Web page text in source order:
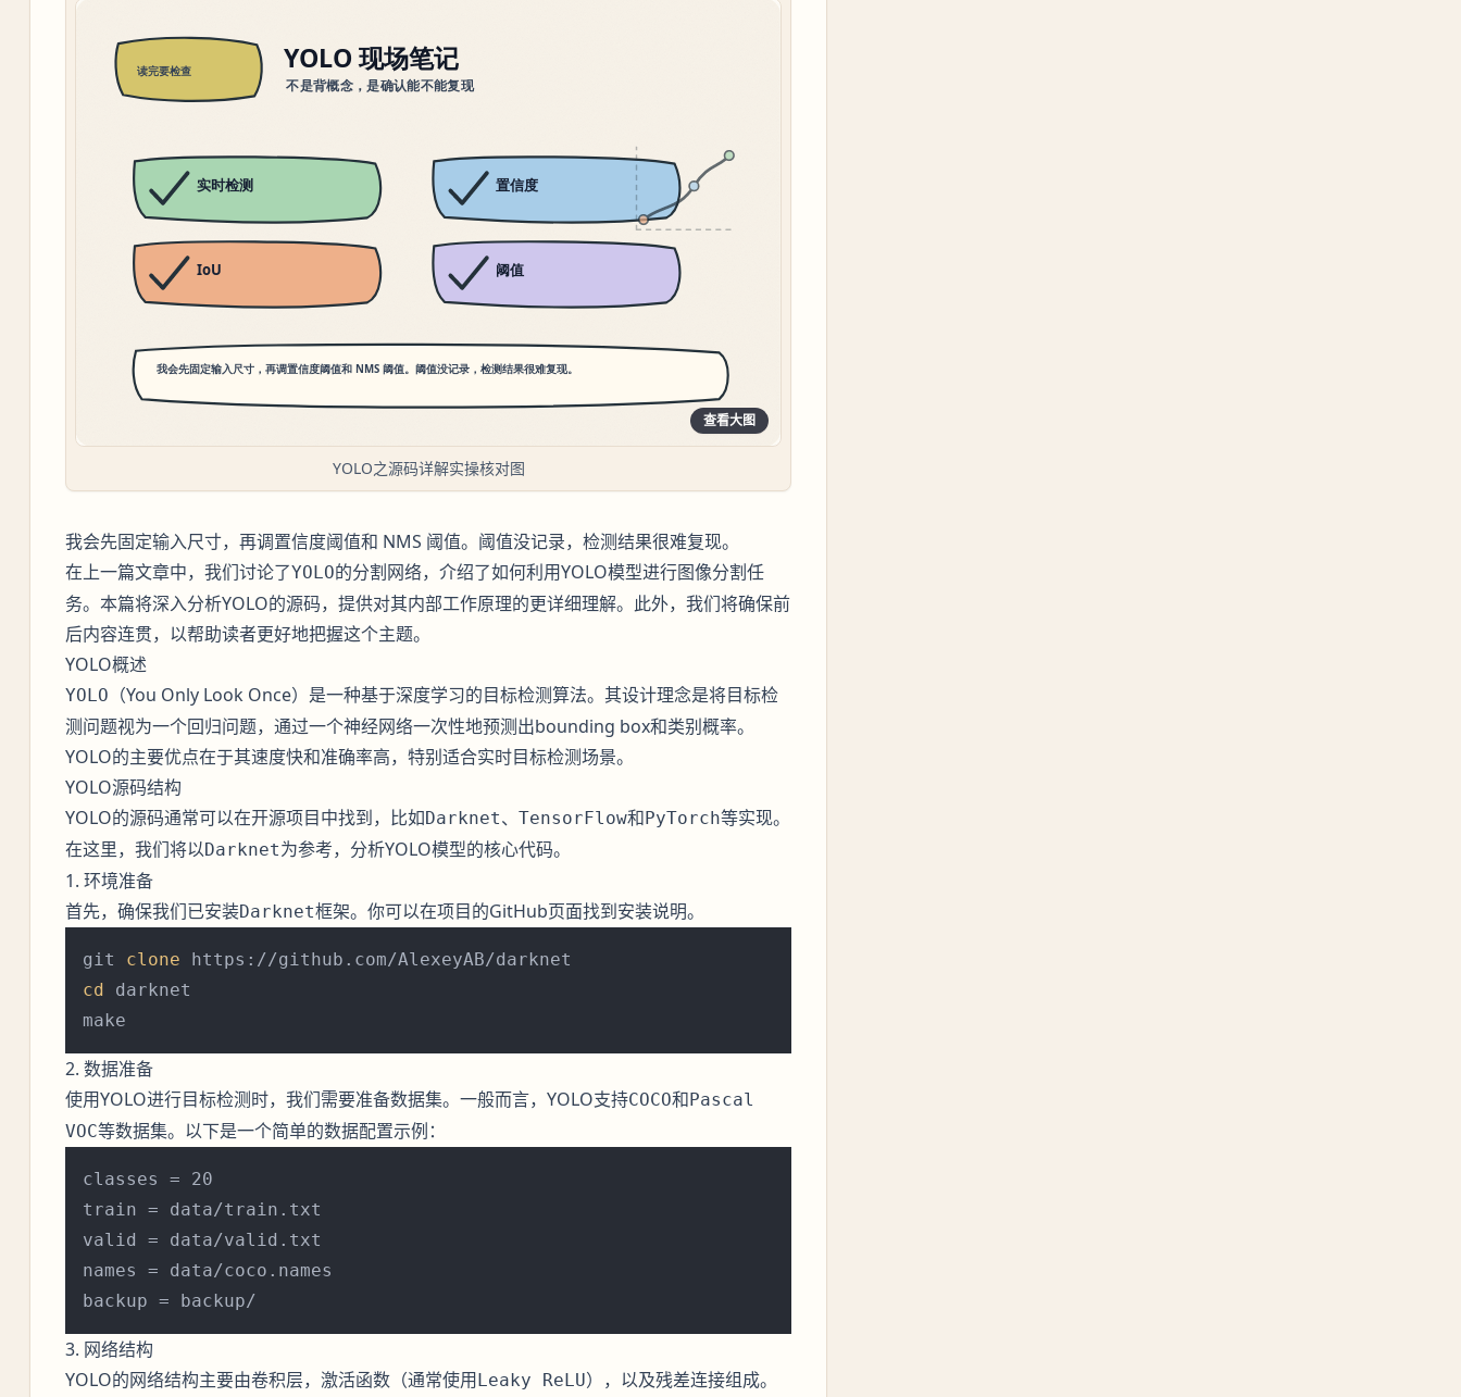
查看大图
YOLO之源码详解实操核对图
我会先固定输入尺寸，再调置信度阈值和 NMS 阈值。阈值没记录，检测结果很难复现。
在上一篇文章中，我们讨论了YOLO的分割网络，介绍了如何利用YOLO模型进行图像分割任
务。本篇将深入分析YOLO的源码，提供对其内部工作原理的更详细理解。此外，我们将确保前
后内容连贯，以帮助读者更好地把握这个主题。
YOLO概述
YOLO
（You Only Look Once）是一种基于深度学习的目标检测算法。其设计理念是将目标检
测问题视为一个回归问题，通过一个神经网络一次性地预测出bounding box和类别概率。
YOLO的主要优点在于其速度快和准确率高，特别适合实时目标检测场景。
YOLO源码结构
YOLO的源码通常可以在开源项目中找到，比如Darknet、 TensorFlow和PyTorch等实现。
在这里，我们将以Darknet为参考，分析YOLO模型的核心代码。
1. 环境准备
首先，确保我们已安装Darknet框架。你可以在项目的GitHub页面找到安装说明。
git clone
cd darknet
2. 数据准备
使用YOLO进行目标检测时，我们需要准备数据集。一般而言，YOLO支持COCO和Pascal
VOC等数据集。以下是一个简单的数据配置示例：
classes = 20
train = data/train.txt
valid = data/valid.txt
names = data/coco.names
3. 网络结构
YOLO的网络结构主要由卷积层，激活函数（通常使用Leaky ReLU），以及残差连接组成。